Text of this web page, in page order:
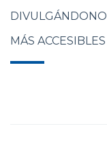
MÁS